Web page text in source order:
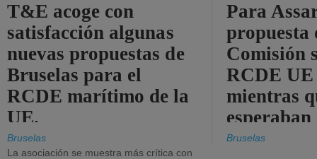
T&E acoge con
satisfacción algunas
nuevas propuestas de
Bruselas para el
RCDE marítimo de la
UE.
Bruselas
La asociación se muestra más crítica con
Para
propuesta
Comisión
RCDE
mientras
más
Bruselas